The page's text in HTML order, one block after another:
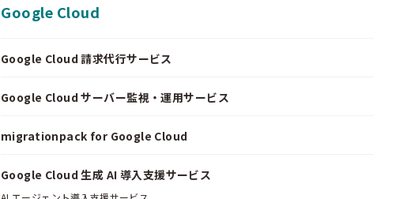
Google Cloud
Google Cloud 請求代行サービス
Google Cloud サーバー監視・運用サービス
migrationpack for Google Cloud
Google Cloud 生成 AI 導入支援サービス